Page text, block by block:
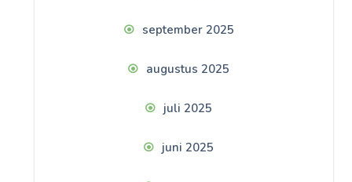
september 2025
augustus 2025
juli 2025
juni 2025